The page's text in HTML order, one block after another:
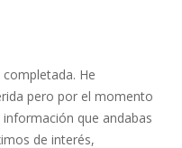
He
pero por el momento
que andabas
de interés,